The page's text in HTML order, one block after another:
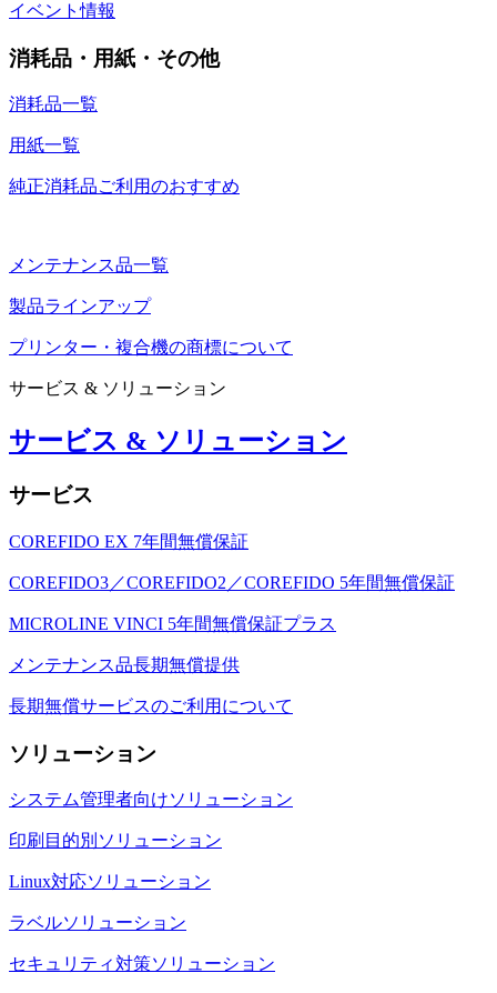
イベント情報
消耗品・用紙・その他
消耗品一覧
用紙一覧
純正消耗品ご利用のおすすめ
メンテナンス品一覧
製品ラインアップ
プリンター・複合機の商標について
サービス & ソリューション
サービス & ソリューション
サービス
COREFIDO EX 7年間無償保証
COREFIDO3／COREFIDO2／COREFIDO 5年間無償保証
MICROLINE VINCI 5年間無償保証プラス
メンテナンス品長期無償提供
長期無償サービスのご利用について
ソリューション
システム管理者向けソリューション
印刷目的別ソリューション
Linux対応ソリューション
ラベルソリューション
セキュリティ対策ソリューション